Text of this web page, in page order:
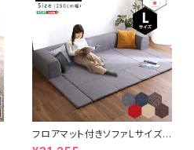
フロアマット付きソファLサイズ
（幅250cm）お家で洗えるカバ